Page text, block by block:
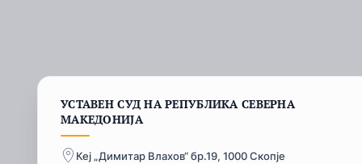
УСТАВЕН СУД НА РЕПУБЛИКА СЕВЕРНА
МАКЕДОНИЈА
Кеј „Димитар Влахов“ бр.19, 1000 Скопје